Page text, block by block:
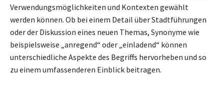
Verwendungsmöglichkeiten und Kontexten gewählt
werden können. Ob bei einem Detail über Stadtführungen
oder der Diskussion eines neuen Themas, Synonyme wie
beispielsweise „anregend“ oder „einladend“ können
unterschiedliche Aspekte des Begriffs hervorheben und so
zu einem umfassenderen Einblick beitragen.